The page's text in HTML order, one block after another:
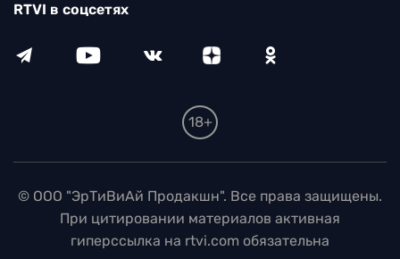
RTVI в соцсетях
18+
© ООО "ЭрТиВиАй Продакшн". Все права защищены.
При цитировании материалов активная
гиперссылка на rtvi.com обязательна